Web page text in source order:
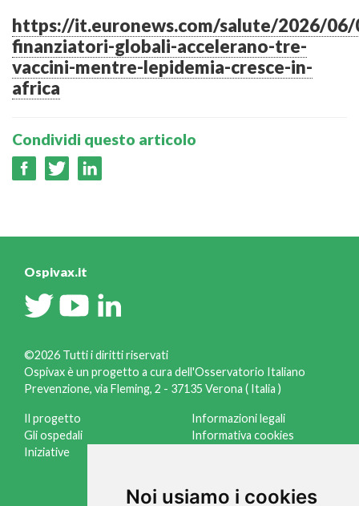
Noi usiamo i cookies
https://it.euronews.com/salute/2026/
finanziatori-globali-accelerano-tre-
vaccini-mentre-lepidemia-cresce-in-
africa
Condividi questo articolo
Ospivax.it
©2026 Tutti i diritti riservati
Ospivax è un progetto a cura dell'Osservatorio Italiano
Prevenzione, via Fleming, 2 - 37135 Verona ( Italia )
Il progetto
Gli ospedali
Iniziative
Informazioni legali
Informativa cookies